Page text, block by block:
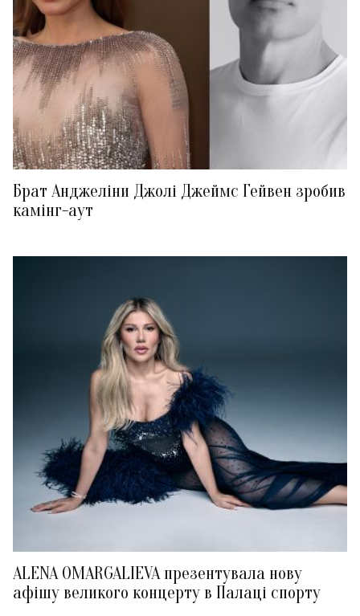
Брат Анджеліни Джолі Джеймс Гейвен зробив
камінг-аут
ALENA OMARGALIEVA презентувала нову
афішу великого концерту в Палаці спорту